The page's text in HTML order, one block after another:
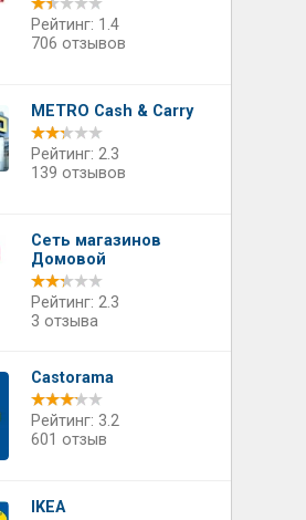
Рейтинг: 1.4
706 отзывов
METRO Cash & Carry
Рейтинг: 2.3
139 отзывов
Сеть магазинов
Домовой
Рейтинг: 2.3
3 отзыва
Castorama
Рейтинг: 3.2
601 отзыв
IKEA